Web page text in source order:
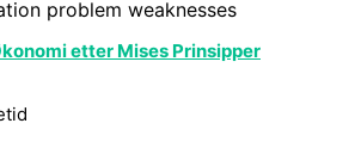
etter Mises Prinsipper